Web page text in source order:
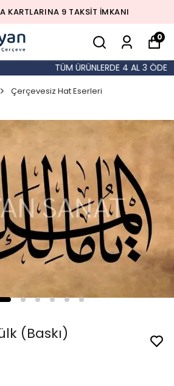
KARTLARINA 9 TAKSİT İMKANI
0
TÜM ÜRÜNLERDE 4 AL 3 ÖDE
Çerçevesiz Hat Eserleri
(Baskı)